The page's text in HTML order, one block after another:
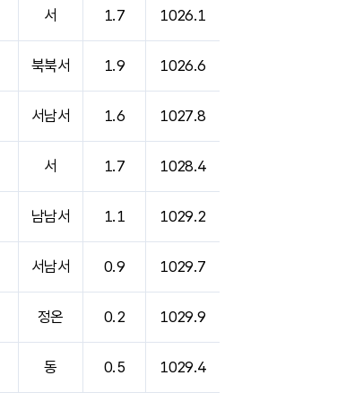
서 1.7 1026.1
북북서 1.9 1026.6
서남서 1.6 1027.8
서 1.7 1028.4
남남서 1.1 1029.2
서남서 0.9 1029.7
정온 0.2 1029.9
동 0.5 1029.4